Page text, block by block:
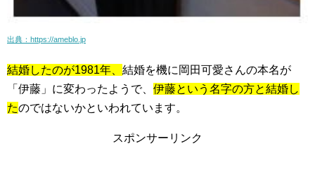
出典：https://ameblo.jp
結婚したのが1981年、 結婚を機に岡田可愛さんの本名が
「伊藤」に変わったようで、 伊藤という名字の方と結婚し
たのではないかといわれています。
スポンサーリンク